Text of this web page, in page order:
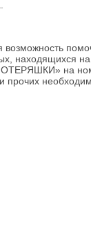
возможность
находящихся
на
прочих